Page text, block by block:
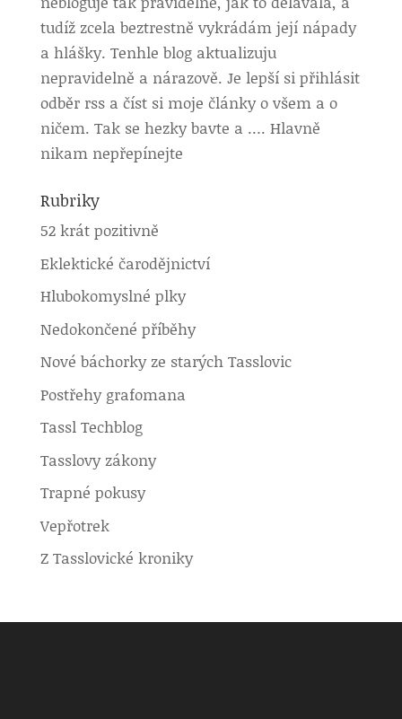
tudíž zcela beztrestně vykrádám její nápady
a hlášky. Tenhle blog aktualizuju
nepravidelně a nárazově. Je lepší si přihlásit
odběr rss a číst si moje články o všem a o
ničem. Tak se hezky bavte a …. Hlavně
nikam nepřepínejte
Rubriky
52 krát pozitivně
Eklektické čarodějnictví
Hlubokomyslné plky
Nedokončené příběhy
Nové báchorky ze starých Tasslovic
Postřehy grafomana
Tassl Techblog
Tasslovy zákony
Trapné pokusy
Vepřotrek
Z Tasslovické kroniky